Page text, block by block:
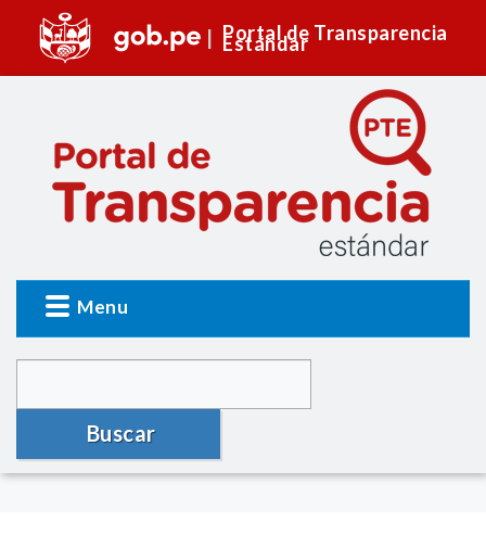
Portal de Transparencia
Estándar
Menu
Buscar